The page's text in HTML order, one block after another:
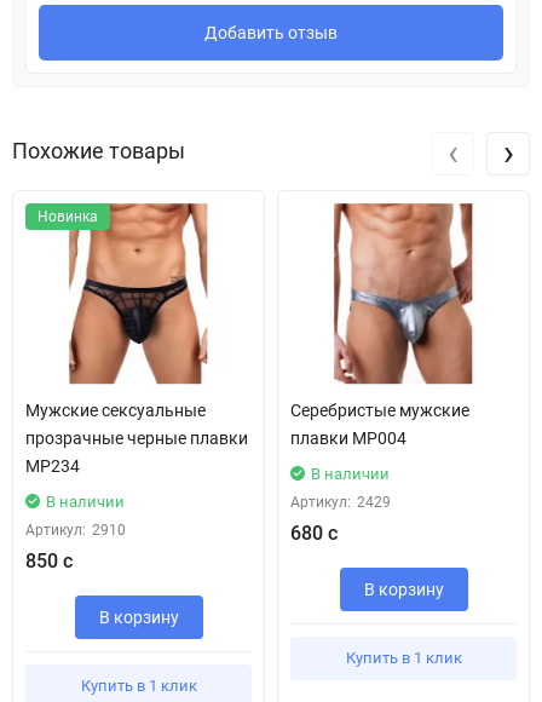
Добавить отзыв
Похожие товары
Новинка
Мужские сексуальные
прозрачные черные плавки
MP234
В наличии
Артикул: 2910
850 с
В корзину
Купить в 1 клик
Серебристые мужские
плавки MP004
В наличии
Артикул: 2429
680 с
В корзину
Купить в 1 клик
‹ ›